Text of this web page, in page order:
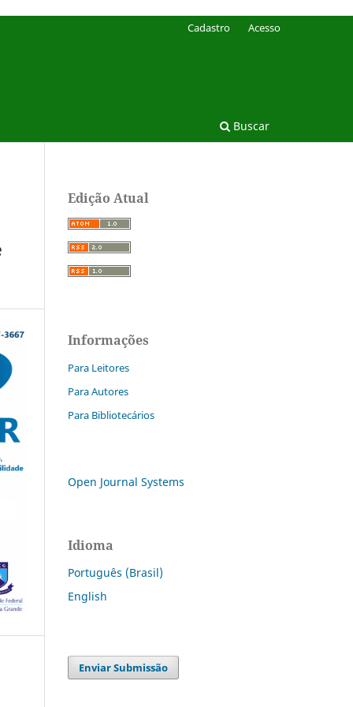
Buscar
Cadastro Acesso
Edição Atual
Informações
Para Leitores
Para Autores
Para Bibliotecários
Open Journal Systems
Idioma
Português (Brasil)
English
Enviar Submissão